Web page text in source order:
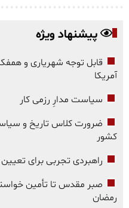
پیشنهاد ویژه
قابل توجه شهریاری و
آمریکا
سیاست مدارِ رزمی کار
ضرورت کلاس تاریخ و
کشور
راهبردی تجربی برای
صبر مقدس تا تأمین
رمضان